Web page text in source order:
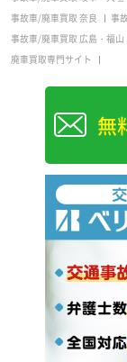
事故車/廃車買取 奈良
事
事故車/廃車買取 広島・福山
廃車買取専門サイト
無